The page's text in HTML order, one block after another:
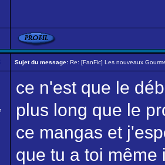
Sujet du message: Re: [FanFic] Les nouveaux
ce n'est que le
plus long que le
ce mangas et
que tu a toi